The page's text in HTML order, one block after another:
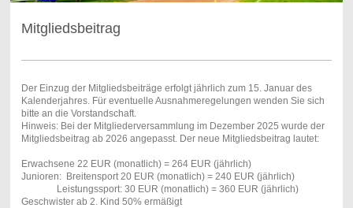
Mitgliedsbeitrag
Der Einzug der Mitgliedsbeiträge erfolgt jährlich zum 15. Januar des
Kalenderjahres. Für eventuelle Ausnahmeregelungen wenden Sie sich
bitte an die Vorstandschaft.
Hinweis: Bei der Mitgliederversammlung im Dezember 2025 wurde der
Mitgliedsbeitrag ab 2026 angepasst. Der neue Mitgliedsbeitrag lautet:
Erwachsene 22 EUR (monatlich) = 264 EUR (jährlich)
Junioren: Breitensport 20 EUR (monatlich) = 240 EUR (jährlich)
Leistungssport: 30 EUR (monatlich) = 360 EUR (jährlich)
Geschwister ab 2. Kind 50% ermäßigt